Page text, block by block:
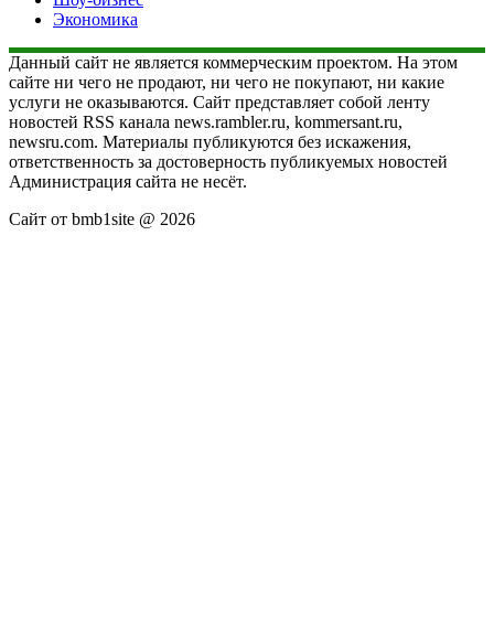
Экономика
Данный сайт не является коммерческим проектом. На этом
сайте ни чего не продают, ни чего не покупают, ни какие
услуги не оказываются. Сайт представляет собой ленту
новостей RSS канала news.rambler.ru, kommersant.ru,
newsru.com. Материалы публикуются без искажения,
ответственность за достоверность публикуемых новостей
Администрация сайта не несёт.
Сайт от bmb1site @ 2026